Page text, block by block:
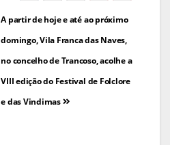
A partir de hoje e até ao próximo
domingo, Vila Franca das Naves,
no concelho de Trancoso, acolhe a
VIII edição do Festival de Folclore
e das Vindimas